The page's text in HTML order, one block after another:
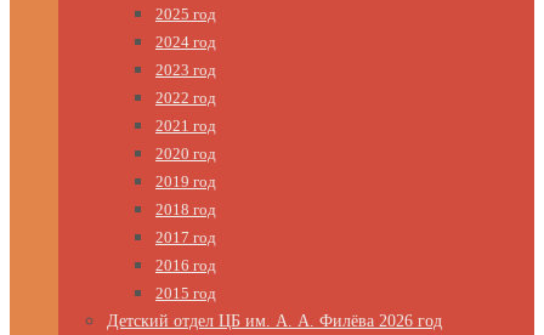
2025 год
2024 год
2023 год
2022 год
2021 год
2020 год
2019 год
2018 год
2017 год
2016 год
2015 год
Детский отдел ЦБ им. А. А. Филёва 2026 год